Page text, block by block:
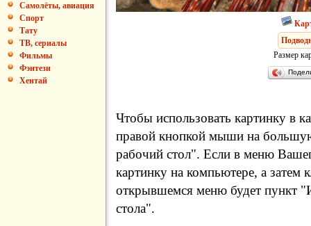
Самолёты, авиация
Спорт
Тату
ТВ, сериалы
Фильмы
Фэнтези
Хентай
Размер
Чтобы использовать картинку в
правой кнопкой мыши на
рабочий стол". Если в меню
картинку на компьютере, а затем
открывшемся меню будет пункт
стола".